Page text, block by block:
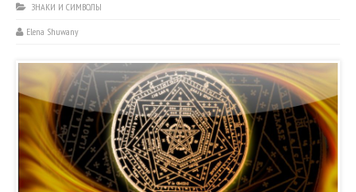
ЗНАКИ И СИМВОЛЫ
Elena Shuwany